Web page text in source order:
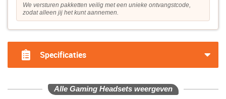
We versturen pakketten veilig met een unieke ontvangstcode,
zodat alleen jij het kunt aannemen.
Specificaties
Alle Gaming Headsets weergeven